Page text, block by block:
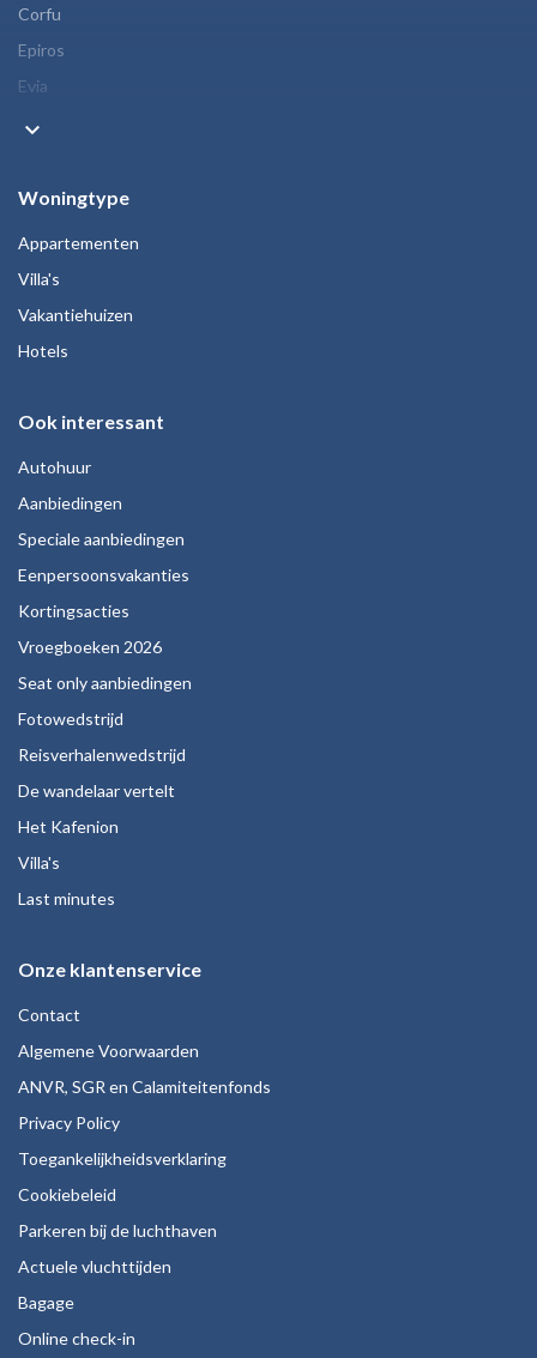
Corfu
Epiros
Evia
keyboard_arrow_down
Woningtype
Appartementen
Villa's
Vakantiehuizen
Hotels
Ook interessant
Autohuur
Aanbiedingen
Speciale aanbiedingen
Eenpersoonsvakanties
Kortingsacties
Vroegboeken 2026
Seat only aanbiedingen
Fotowedstrijd
Reisverhalenwedstrijd
De wandelaar vertelt
Het Kafenion
Villa's
Last minutes
Onze klantenservice
Contact
Algemene Voorwaarden
ANVR, SGR en Calamiteitenfonds
Privacy Policy
Toegankelijkheidsverklaring
Cookiebeleid
Parkeren bij de luchthaven
Actuele vluchttijden
Bagage
Online check-in